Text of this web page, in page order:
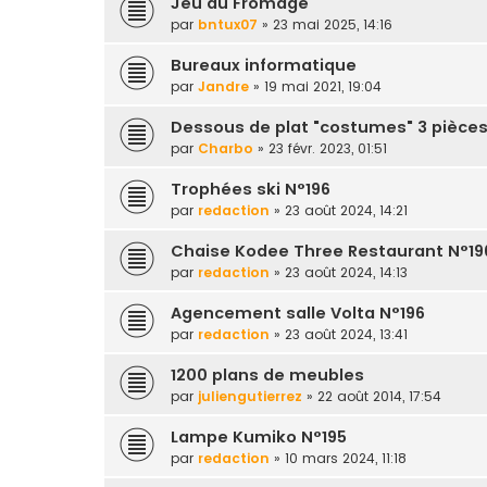
par bntux07 » 23 mai 2025, 14:16
Bureaux informatique
par Jandre » 19 mai 2021, 19:04
Dessous de plat "costumes" 3 pièces
par Charbo » 23 févr. 2023, 01:51
Trophées ski N°196
par redaction » 23 août 2024, 14:21
Chaise Kodee Three Restaurant
par redaction » 23 août 2024, 14:13
Agencement salle Volta N°196
par redaction » 23 août 2024, 13:41
1200 plans de meubles
par juliengutierrez » 22 août 2014, 17:54
Lampe Kumiko N°195
par redaction » 10 mars 2024, 11:18